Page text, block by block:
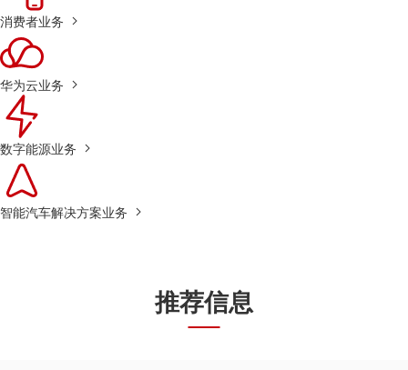
消费者业务
华为云业务
数字能源业务
智能汽车解决方案业务
推荐信息